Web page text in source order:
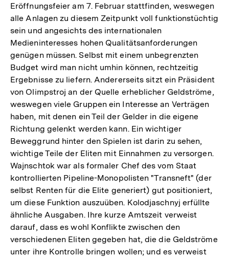
Eröffnungsfeier am 7. Februar stattfinden, weswegen
alle Anlagen zu diesem Zeitpunkt voll funktionstüchtig
sein und angesichts des internationalen
Medieninteresses hohen Qualitätsanforderungen
genügen müssen. Selbst mit einem unbegrenzten
Budget wird man nicht umhin können, rechtzeitig
Ergebnisse zu liefern. Andererseits sitzt ein Präsident
von Olimpstroj an der Quelle erheblicher Geldströme,
weswegen viele Gruppen ein Interesse an Verträgen
haben, mit denen ein Teil der Gelder in die eigene
Richtung gelenkt werden kann. Ein wichtiger
Beweggrund hinter den Spielen ist darin zu sehen,
wichtige Teile der Eliten mit Einnahmen zu versorgen.
Wajnschtok war als formaler Chef des vom Staat
kontrollierten Pipeline-Monopolisten "Transneft" (der
selbst Renten für die Elite generiert) gut positioniert,
um diese Funktion auszuüben. Kolodjaschnyj erfüllte
ähnliche Ausgaben. Ihre kurze Amtszeit verweist
darauf, dass es wohl Konflikte zwischen den
verschiedenen Eliten gegeben hat, die die Geldströme
unter ihre Kontrolle bringen wollen; und es verweist